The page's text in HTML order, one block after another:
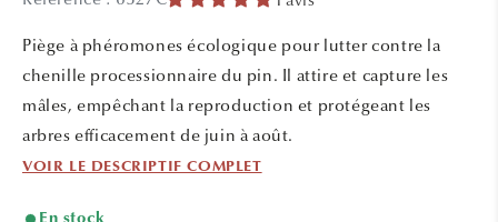
une
fenêtre
modale
Piège à phéromones écologique pour lutter contre la
chenille processionnaire du pin. Il attire et capture les
mâles, empêchant la reproduction et protégeant les
arbres efficacement de juin à août.
VOIR LE DESCRIPTIF COMPLET